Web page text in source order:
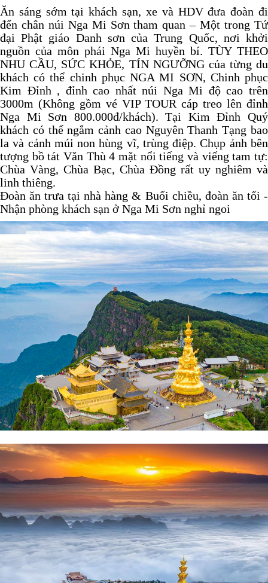
Ăn sáng sớm tại khách sạn, xe và HDV đưa đoàn đi
đến chân núi Nga Mi Sơn tham quan – Một trong Tứ
đại Phật giáo Danh sơn của Trung Quốc, nơi khởi
nguồn của môn phái Nga Mi huyền bí. TÙY THEO
NHU CẦU, SỨC KHỎE, TÍN NGƯỠNG của từng du
khách có thể chinh phục NGA MI SƠN, Chinh phục
Kim Đỉnh , đỉnh cao nhất núi Nga Mi độ cao trên
3000m (Không gồm vé VIP TOUR cáp treo lên đỉnh
Nga Mi Sơn 800.000đ/khách). Tại Kim Đỉnh Quý
khách có thể ngắm cảnh cao Nguyên Thanh Tạng bao
la và cảnh múi non hùng vĩ, trùng điệp. Chụp ảnh bên
tượng bồ tát Văn Thù 4 mặt nổi tiếng và viếng tam tự:
Chùa Vàng, Chùa Bạc, Chùa Đồng rất uy nghiêm và
linh thiêng.
Đoàn ăn trưa tại nhà hàng & Buổi chiều, đoàn ăn tối -
Nhận phòng khách sạn ở Nga Mi Sơn nghỉ ngoi